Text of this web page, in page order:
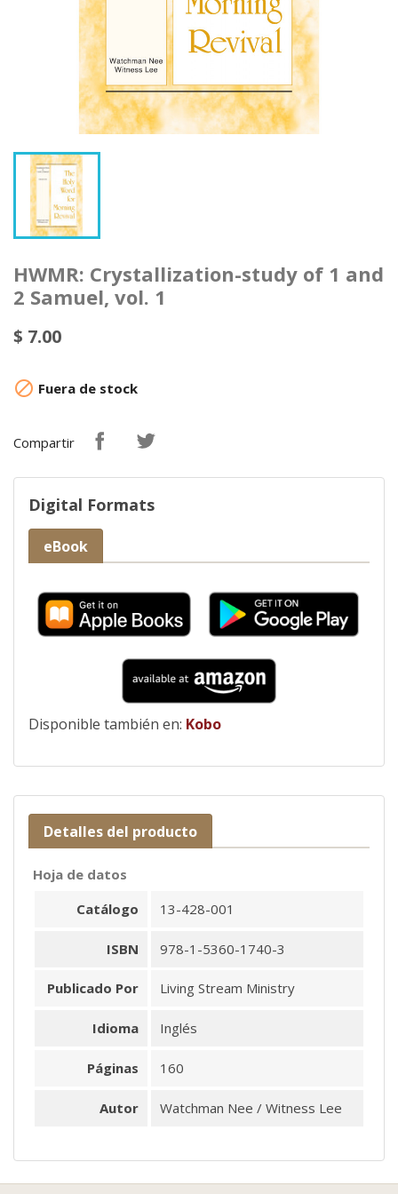
HWMR: Crystallization-study of 1 and
2 Samuel, vol. 1
$ 7.00
 Fuera de stock
Compartir
Digital Formats
eBook
Disponible también en: Kobo
Detalles del producto
Hoja de datos
Catálogo
13-428-001
ISBN 978-1-5360-1740-3
Publicado Por Living Stream Ministry
Idioma Inglés
Páginas 160
Autor Watchman Nee / Witness Lee